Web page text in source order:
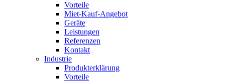
Vorteile
Miet-Kauf-Angebot
Geräte
Leistungen
Referenzen
Kontakt
Industrie
Produkterklärung
Vorteile